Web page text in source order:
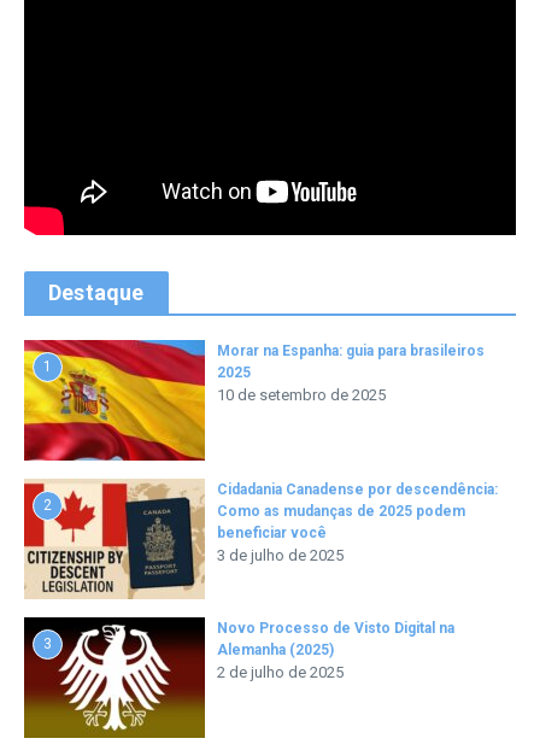
Destaque
1
Morar na Espanha: guia para brasileiros
2025
10 de setembro de 2025
2
Cidadania Canadense por descendência:
Como as mudanças de 2025 podem
beneficiar você
3 de julho de 2025
3
Novo Processo de Visto Digital na
Alemanha (2025)
2 de julho de 2025